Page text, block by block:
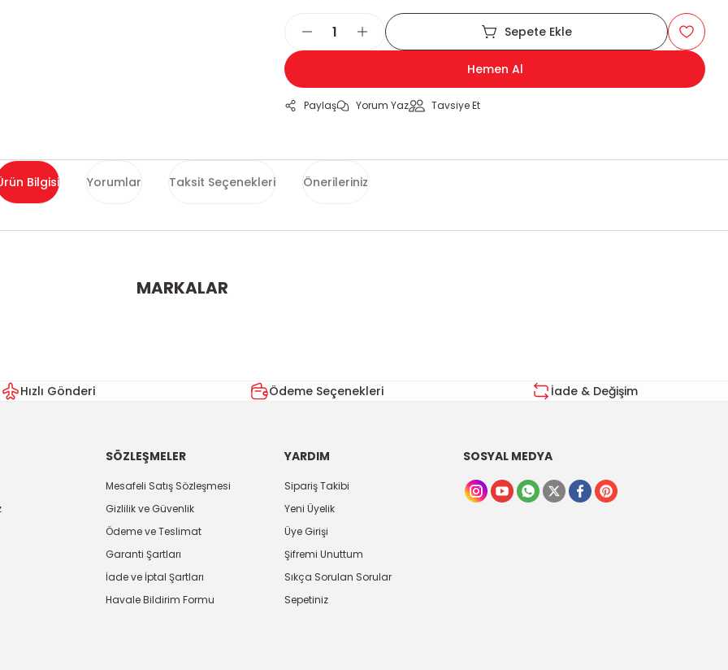
Sepete Ekle
Hemen Al
Paylaş Yorum Yaz Tavsiye Et
Bilgisi Yorumlar Taksit Seçenekleri Önerileriniz
Bu ürüne ilk yorumu siz yapın!
MARKALAR
Hızlı Gönderi Ödeme Seçenekleri İade & Değişim
SÖZLEŞMELER
Mesafeli Satış Sözleşmesi
Gizlilik ve Güvenlik
Ödeme ve Teslimat
Garanti Şartları
İade ve İptal Şartları
Havale Bildirim Formu
YARDIM
Sipariş Takibi
Yeni Üyelik
Üye Girişi
Şifremi Unuttum
Sıkça Sorulan Sorular
Sepetiniz
SOSYAL MEDYA